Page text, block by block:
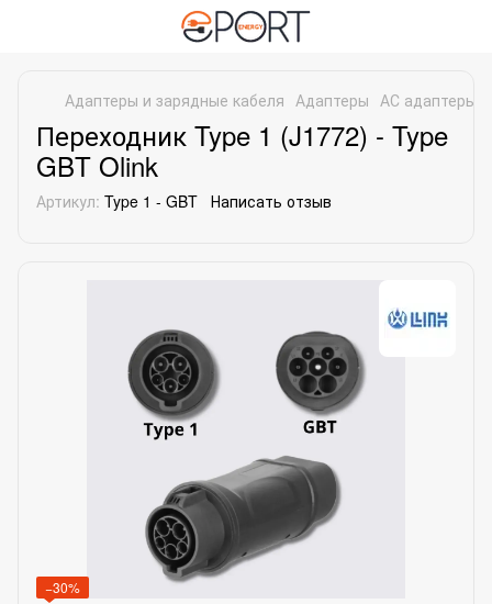
Адаптеры и зарядные кабеля Адаптеры АС адаптеры
Переходник Type 1 (J1772) - Type
GBT Olink
Артикул: Type 1 - GBT Написать отзыв
−30%